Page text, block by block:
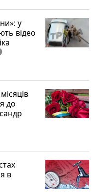
у
відео
до
в